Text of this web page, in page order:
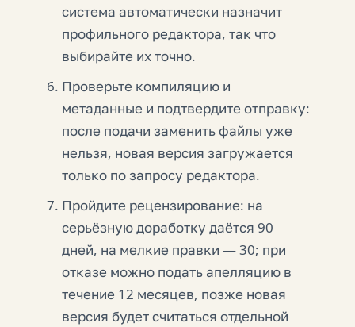
система автоматически назначит
профильного редактора, так что
выбирайте их точно.
Проверьте компиляцию и
метаданные и подтвердите отправку:
после подачи заменить файлы уже
нельзя, новая версия загружается
только по запросу редактора.
Пройдите рецензирование: на
серьёзную доработку даётся 90
дней, на мелкие правки — 30; при
отказе можно подать апелляцию в
течение 12 месяцев, позже новая
версия будет считаться отдельной